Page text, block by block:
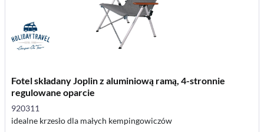
Fotel składany Joplin z aluminiową ramą, 4-stronnie
regulowane oparcie
920311
idealne krzesło dla małych kempingowiczów